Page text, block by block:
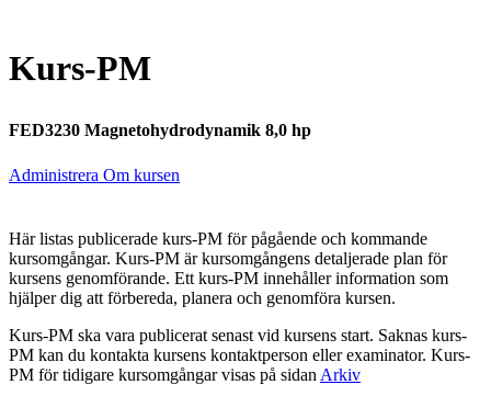
Kurs-PM
FED3230 Magnetohydrodynamik 8,0 hp
Administrera Om kursen
Här listas publicerade kurs-PM för pågående och kommande
kursomgångar. Kurs-PM är kursomgångens detaljerade plan för
kursens genomförande. Ett kurs-PM innehåller information som
hjälper dig att förbereda, planera och genomföra kursen.
Kurs-PM ska vara publicerat senast vid kursens start. Saknas kurs-
PM kan du kontakta kursens kontaktperson eller examinator. Kurs-
PM för tidigare kursomgångar visas på sidan Arkiv